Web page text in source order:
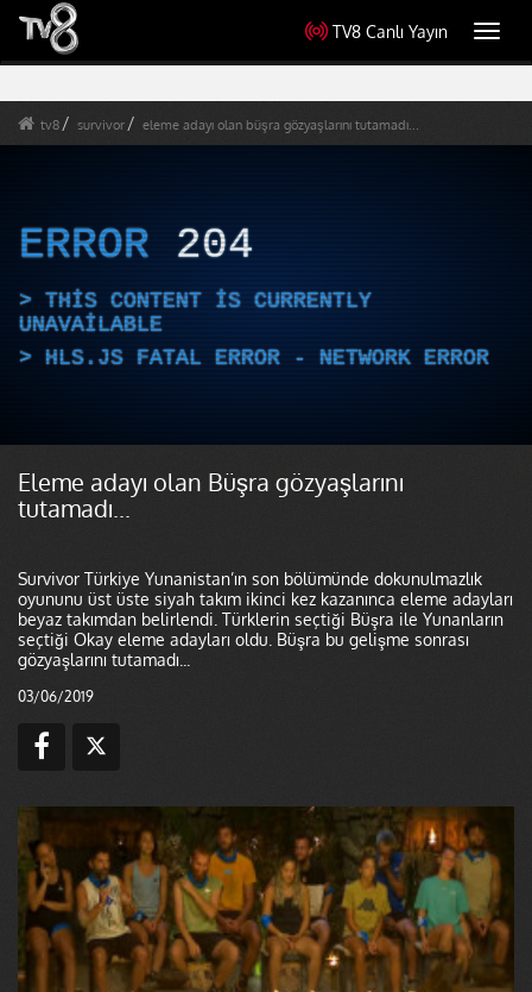
TV8 Canlı Yayın
tv8 survivor eleme adayı olan büşra gözyaşlarını tutamadı...
ERROR 204
THIS CONTENT IS CURRENTLY
UNAVAILABLE
HLS.JS FATAL ERROR - NETWORK ERROR
Eleme adayı olan Büşra gözyaşlarını
tutamadı...
Survivor Türkiye Yunanistan’ın son bölümünde dokunulmazlık
oyununu üst üste siyah takım ikinci kez kazanınca eleme adayları
beyaz takımdan belirlendi. Türklerin seçtiği Büşra ile Yunanların
seçtiği Okay eleme adayları oldu. Büşra bu gelişme sonrası
gözyaşlarını tutamadı...
03/06/2019